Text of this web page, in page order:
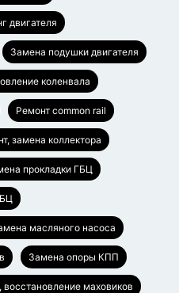
двигателя
Замена подушки двигателя
коленвала
Ремонт common rail
замена коллектора
прокладки ГБЦ
масляного насоса
Замена опоры КПП
восстановление маховиков